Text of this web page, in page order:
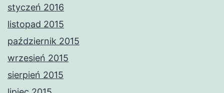
styczeń 2016
listopad 2015
październik 2015
wrzesień 2015
sierpień 2015